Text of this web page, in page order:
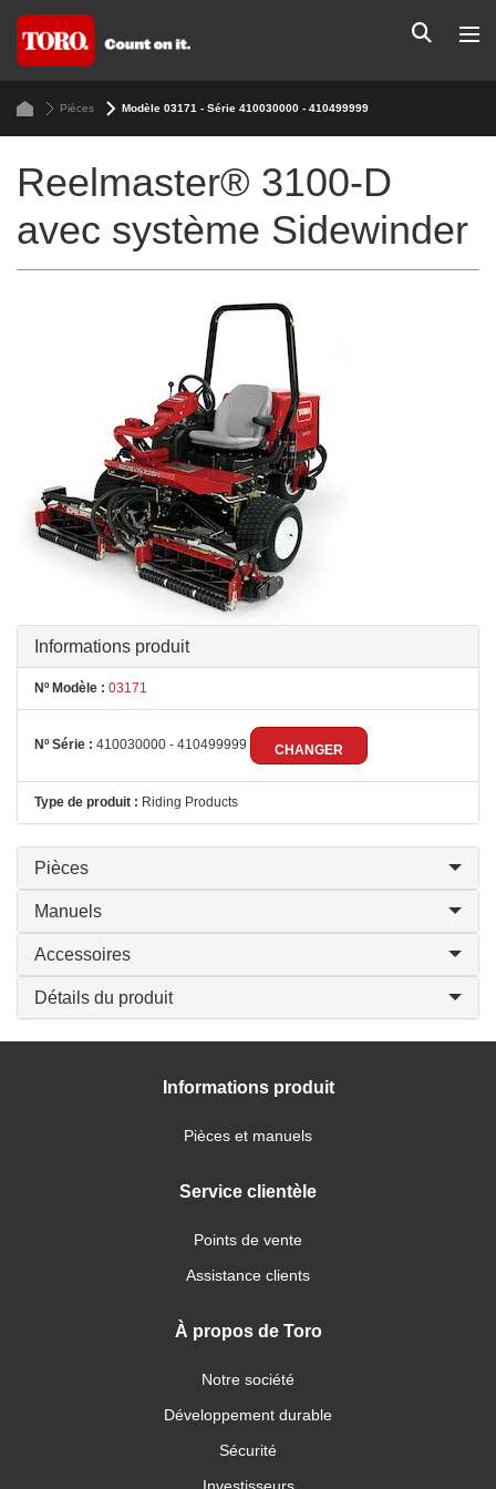
Pièces Modèle 03171 - Série 410030000 - 410499999
Reelmaster® 3100-D
avec système Sidewinder
Informations produit
Nº Modèle : 03171
Nº Série : 410030000 - 410499999 CHANGER
Type de produit : Riding Products
Pièces
Manuels
Accessoires
Détails du produit
Informations produit
Pièces et manuels
Service clientèle
Points de vente
Assistance clients
À propos de Toro
Notre société
Développement durable
Sécurité